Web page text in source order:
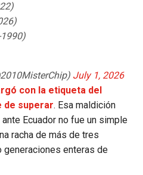
July 1, 2026
con la etiqueta del
de superar. Esa maldición
ante Ecuador no fue un simple
racha de más de tres
generaciones enteras de